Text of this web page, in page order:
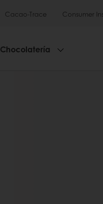
Cacao-Trace Consumer
Chocolatería